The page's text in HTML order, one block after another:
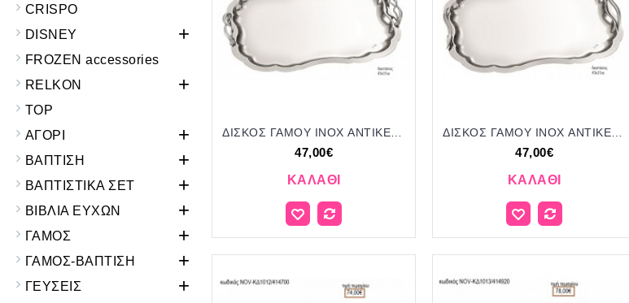
CRISPO
DISNEY
+
FROZEN accessories
RELKON
+
TOP
ΑΓΟΡΙ
+
ΒΑΠΤΙΣΗ +
ΒΑΠΤΙΣΤΙΚΑ ΣΕΤ +
ΒΙΒΛΙΑ ΕΥΧΩΝ +
ΓΑΜΟΣ +
ΓΑΜΟΣ-ΒΑΠΤΙΣΗ +
ΓΕΥΣΕΙΣ +
47,00€
ΚΑΛΆΘΙ
47,00€
ΚΑΛΆΘΙ